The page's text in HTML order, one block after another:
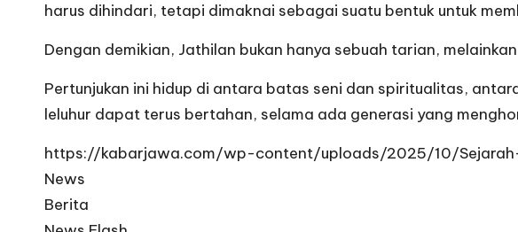
harus dihindari, tetapi dimaknai sebagai suatu bentuk untuk
Dengan demikian, Jathilan bukan hanya sebuah tarian,
Pertunjukan ini hidup di antara batas seni dan spiritualitas,
leluhur dapat terus bertahan, selama ada generasi yang
https://kabarjawa.com/wp-content/uploads/2025/10/
News
Berita